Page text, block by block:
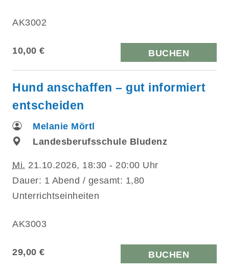
AK3002
10,00 € BUCHEN
Hund anschaffen – gut informiert
entscheiden
Melanie Mörtl
Landesberufsschule Bludenz
Mi. 21.10.2026, 18:30 - 20:00 Uhr
Dauer: 1 Abend / gesamt: 1,80
Unterrichtseinheiten
AK3003
29,00 € BUCHEN